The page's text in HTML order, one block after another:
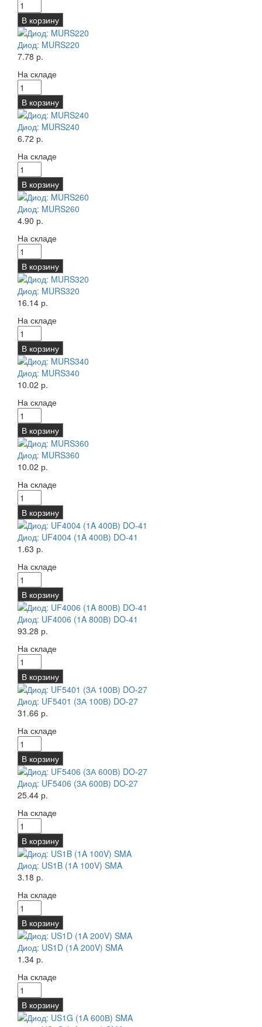
В корзину
Диод: MURS220
7.78 р.
На складе
В корзину
Диод: MURS240
6.72 р.
На складе
В корзину
Диод: MURS260
4.90 р.
На складе
В корзину
Диод: MURS320
16.14 р.
На складе
В корзину
Диод: MURS340
10.02 р.
На складе
В корзину
Диод: MURS360
10.02 р.
На складе
В корзину
Диод: UF4004 (1A 400В) DO-41
1.63 р.
На складе
В корзину
Диод: UF4006 (1A 800В) DO-41
93.28 р.
На складе
В корзину
Диод: UF5401 (3А 100В) DO-27
31.66 р.
На складе
В корзину
Диод: UF5406 (3А 600В) DO-27
25.44 р.
На складе
В корзину
Диод: US1B (1A 100V) SMA
3.18 р.
На складе
В корзину
Диод: US1D (1A 200V) SMA
1.34 р.
На складе
В корзину